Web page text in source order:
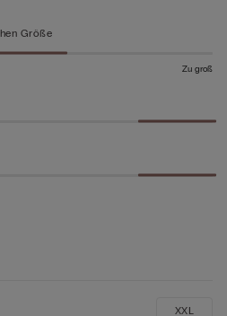
Größe
Zu groß
XXL